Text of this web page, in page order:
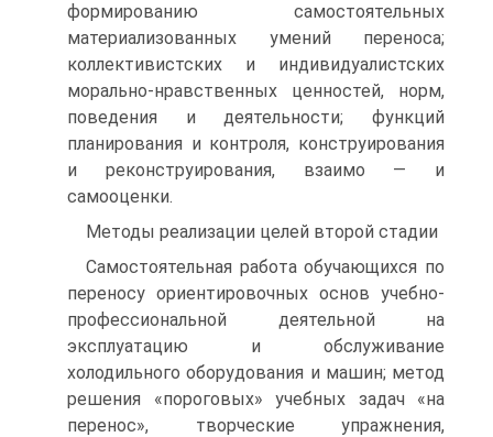
формированию самостоятельных
материализованных умений переноса;
коллективистских и индивидуалистских
морально-нравственных ценностей, норм,
поведения и деятельности; функций
планирования и контроля, конструирования
и реконструирования, взаимо — и
самооценки.
Методы реализации целей второй стадии
Самостоятельная работа обучающихся по
переносу ориентировочных основ учебно-
профессиональной деятельной на
эксплуатацию и обслуживание
холодильного оборудования и машин; метод
решения «пороговых» учебных задач «на
перенос», творческие упражнения,